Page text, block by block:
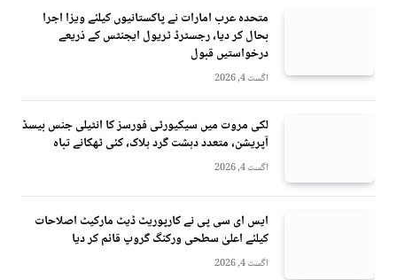
متحدہ عرب امارات نے پاکستانیوں کیلئے ویزا اجرا
بحال کر دیا، رجسٹرڈ ٹریول ایجنٹس کے ذریعے
درخواستیں قبول
اگست 4, 2026
لکی مروت میں سیکیورٹی فورسز کا انٹیلی جنس بیسڈ
آپریشن، متعدد دہشت گرد ہلاک، کئی ٹھکانے تباہ
اگست 4, 2026
ایس ای سی پی نے کارپوریٹ ڈیٹ مارکیٹ اصلاحات
کیلئے اعلیٰ سطحی ورکنگ گروپ قائم کر دیا
اگست 4, 2026